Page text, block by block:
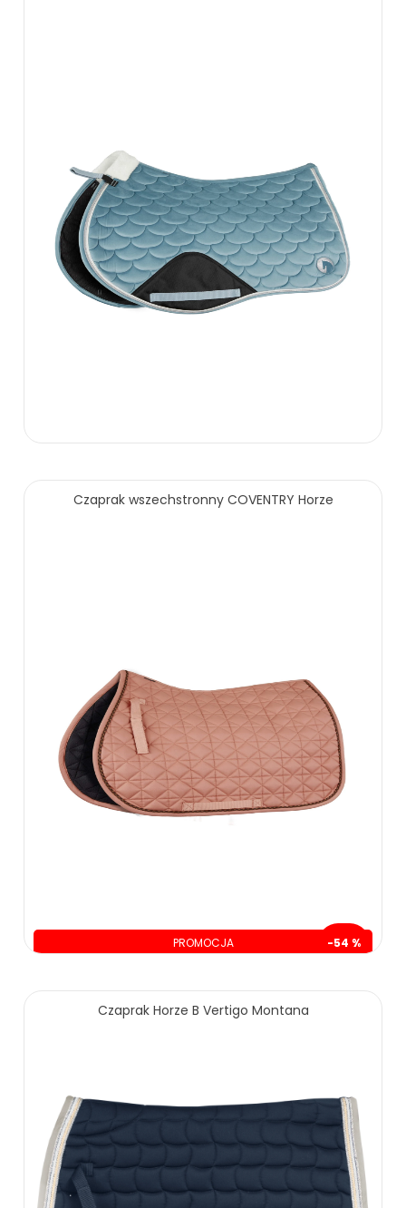
329.00 zł
Czaprak wszechstronny COVENTRY Horze
PROMOCJA -54 %
129.00 zł 279.00 zł
Czaprak Horze B Vertigo Montana